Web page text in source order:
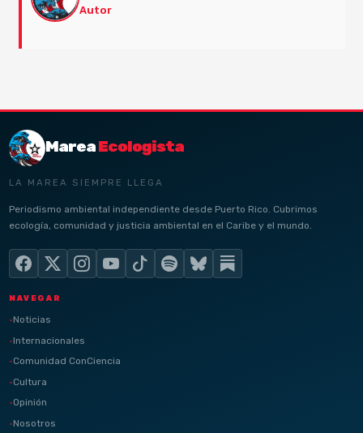
Autor
MareaEcologista
LA MAREA SIEMPRE LLEGA
Periodismo ambiental independiente desde Puerto Rico. Cubrimos
ecología, comunidad y justicia ambiental en el Caribe y el mundo.
NAVEGAR
Noticias
Internacionales
Comunidad ConCiencia
Cultura
Opinión
Nosotros